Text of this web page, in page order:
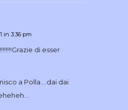
in 3:36 pm
di esser
a Polla….dai dai